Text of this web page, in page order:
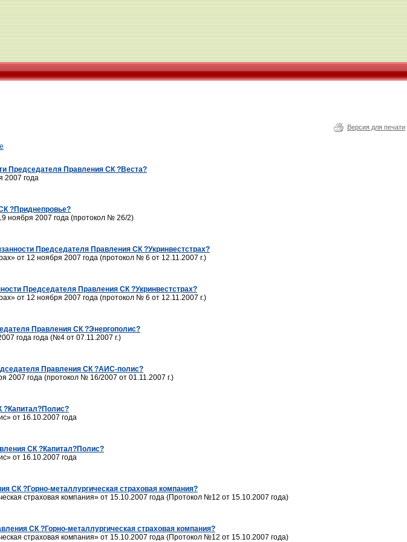
Версия для печати
Председателя Правления СК ?Веста?
2007 года
?Приднепровье?
ноября 2007 года (протокол № 26/2)
Председателя Правления СК ?Укринвестстрах?
от 12 ноября 2007 года (протокол № 6 от 12.11.2007 г.)
Председателя Правления СК ?Укринвестстрах?
от 12 ноября 2007 года (протокол № 6 от 12.11.2007 г.)
Правления СК ?Энергополис?
года года (№4 от 07.11.2007 г.)
Правления СК ?АИС-полис?
года (протокол № 16/2007 от 01.11.2007 г.)
?Капитал?Полис?
от 16.10.2007 года
СК ?Капитал?Полис?
от 16.10.2007 года
СК ?Горно-металлургическая страховая компания?
страховая компания» от 15.10.2007 года (Протокол №12 от 15.10.2007 года)
СК ?Горно-металлургическая страховая компания?
страховая компания» от 15.10.2007 года (Протокол №12 от 15.10.2007 года)